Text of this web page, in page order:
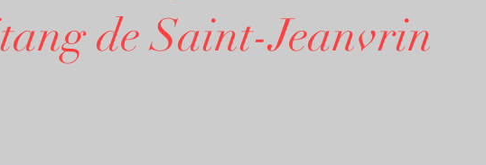
de Saint-Jeanvrin